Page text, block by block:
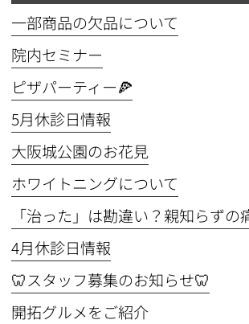
一部商品の欠品について
院内セミナー
ピザパーティー🍕
5月休診日情報
⼤阪城公園のお花⾒
ホワイトニングについて
4月休診日情報
🦷スタッフ募集のお知らせ🦷
開拓グルメをご紹介